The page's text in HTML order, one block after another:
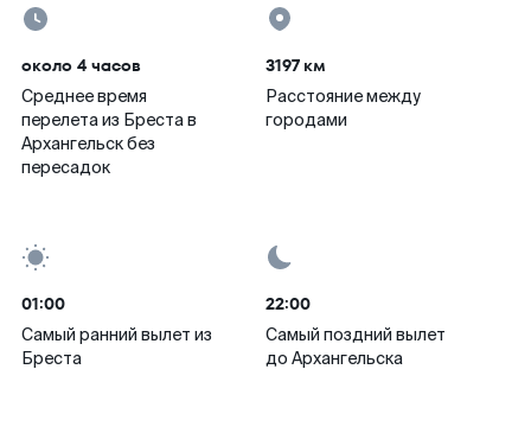
около 4 часов
Среднее время
перелета из Бреста в
Архангельск без
пересадок
3197 км
Расстояние между
городами
01:00
Самый ранний вылет из
Бреста
22:00
Самый поздний вылет
до Архангельска